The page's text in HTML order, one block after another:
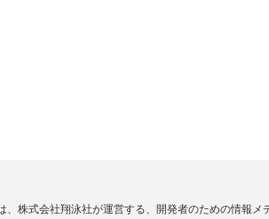
びと成長を支える最新情報と実践知をお届けします。